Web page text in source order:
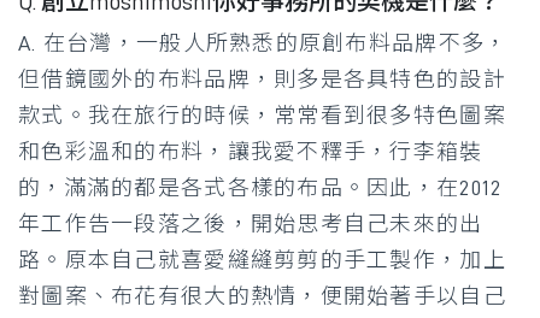
A. 在台灣，一般人所熟悉的原創布料品牌不多，
但借鏡國外的布料品牌，則多是各具特色的設計
款式。我在旅行的時候，常常看到很多特色圖案
和色彩溫和的布料，讓我愛不釋手，行李箱裝
的，滿滿的都是各式各樣的布品。因此，在2012
年工作告一段落之後，開始思考自己未來的出
路。原本自己就喜愛縫縫剪剪的手工製作，加上
對圖案、布花有很大的熱情，便開始著手以自己